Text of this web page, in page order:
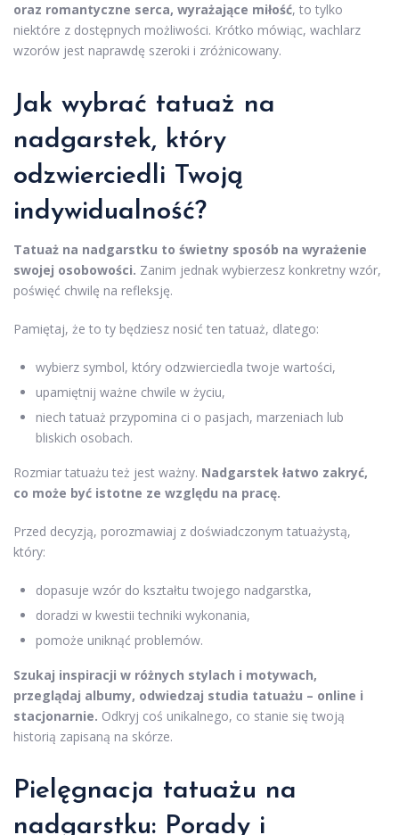
oraz romantyczne serca, wyrażające miłość, to tylko
niektóre z dostępnych możliwości. Krótko mówiąc, wachlarz
wzorów jest naprawdę szeroki i zróżnicowany.
Jak wybrać tatuaż na
nadgarstek, który
odzwierciedli Twoją
indywidualność?
Tatuaż na nadgarstku to świetny sposób na wyrażenie
swojej osobowości. Zanim jednak wybierzesz konkretny wzór,
poświęć chwilę na refleksję.
Pamiętaj, że to ty będziesz nosić ten tatuaż, dlatego:
wybierz symbol, który odzwierciedla twoje wartości,
upamiętnij ważne chwile w życiu,
niech tatuaż przypomina ci o pasjach, marzeniach lub
bliskich osobach.
Rozmiar tatuażu też jest ważny. Nadgarstek łatwo zakryć,
co może być istotne ze względu na pracę.
Przed decyzją, porozmawiaj z doświadczonym tatuażystą,
który:
dopasuje wzór do kształtu twojego nadgarstka,
doradzi w kwestii techniki wykonania,
pomoże uniknąć problemów.
Szukaj inspiracji w różnych stylach i motywach,
przeglądaj albumy, odwiedzaj studia tatuażu – online i
stacjonarnie. Odkryj coś unikalnego, co stanie się twoją
historią zapisaną na skórze.
Pielęgnacja tatuażu na
nadgarstku: Porady i